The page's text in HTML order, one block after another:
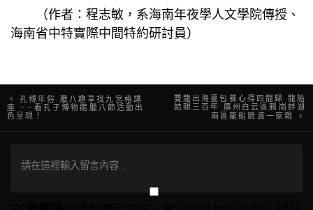
（作者：程志敏，系海南年夜學人文學院傳授、
海南省中特實際中間特約研討員）
文
章
導
孔博年俗 臘八趣享找九宮格講
座 ——看孔子博物館臘八節活動出
色呈現！
雙龍出海臺包養心得四龍歸 龍船
結親三百年 廣州白云區鴉崗蚌湖
兩區龍船競渡一家親